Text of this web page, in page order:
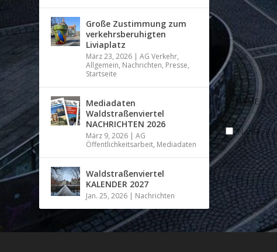
Name, E-
Große Zustimmung zum
verkehrsberuhigten
Liviaplatz
März 23, 2026 |AG Verkehr,
Allgemein, Nachrichten, Presse,
Startseite
Mediadaten
Waldstraßenviertel
NACHRICHTEN 2026
März 9, 2026 |AG
Öffentlichkeitsarbeit, Mediadaten
Waldstraßenviertel
KALENDER 2027
Jan. 25, 2026 | Nachrichten